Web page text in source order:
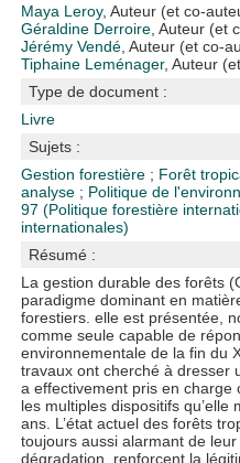
Maya Leroy, Auteur (et co-
Géraldine Derroire , Auteur (et
Jérémy Vendé , Auteur (et co-
Tiphaine Leménager, Auteur
Type de document :
Livre
Sujets :
Gestion forestière ; Forêt
analyse ; Politique de
97 (Politique forestière
internationales)
Résumé :
La gestion durable des forêts
paradigme dominant en
forestiers. elle est présentée,
comme seule capable de
environnementale de la fin du
travaux ont cherché à dresser
a effectivement pris en charge
les multiples dispositifs
ans. L’état actuel des forêts
toujours aussi alarmant de
dégradation, renforcent la